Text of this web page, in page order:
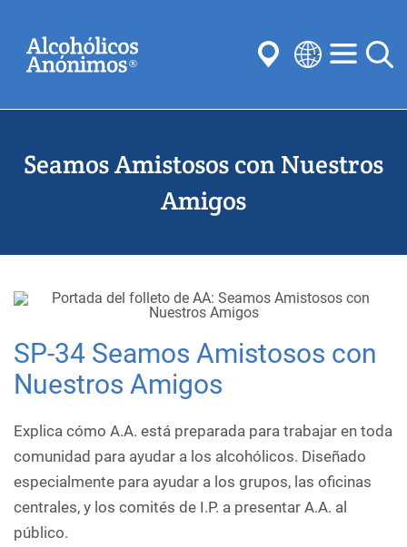
content
Buscar
Enviar
Búsquedas habituales:
Anonimato
Conceptos
Comités
Select
language
Seamos Amistosos con Nuestros
Amigos
SP-34 Seamos Amistosos con
Nuestros Amigos
Explica cómo A.A. está preparada para trabajar en toda
comunidad para ayudar a los alcohólicos. Diseñado
especialmente para ayudar a los grupos, las oficinas
centrales, y los comités de I.P. a presentar A.A. al
público.